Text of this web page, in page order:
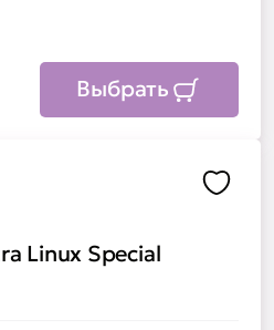
Выбрать
Linux Special